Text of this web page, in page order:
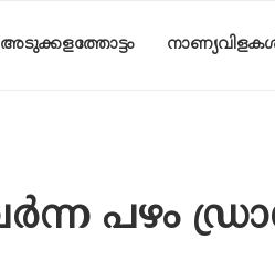
അടുക്കളത്തോട്ടം
പഴം